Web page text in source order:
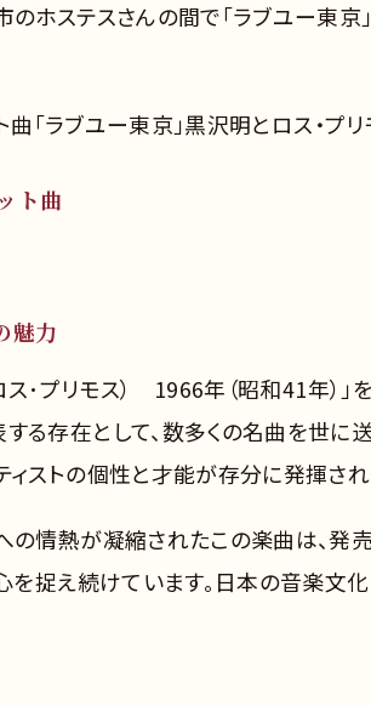
のホステスさんの間で「ラブユー東
曲「ラブユー東京」黒沢明とロス・プリ
ト曲
魅力
ス･プリモス） 1966年（昭和41年）」
る存在として、数多くの名曲を世に
ィストの個性と才能が存分に発揮され
の情熱が凝縮されたこの楽曲は、
心を捉え続けています。日本の音楽